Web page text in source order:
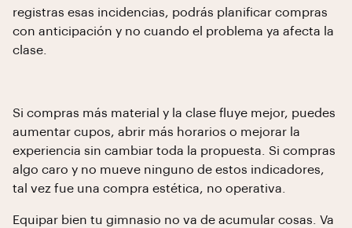
registras esas incidencias, podrás planificar compras
con anticipación y no cuando el problema ya afecta la
clase.
Si compras más material y la clase fluye mejor, puedes
aumentar cupos, abrir más horarios o mejorar la
experiencia sin cambiar toda la propuesta. Si compras
algo caro y no mueve ninguno de estos indicadores,
tal vez fue una compra estética, no operativa.
Equipar bien tu gimnasio no va de acumular cosas. Va